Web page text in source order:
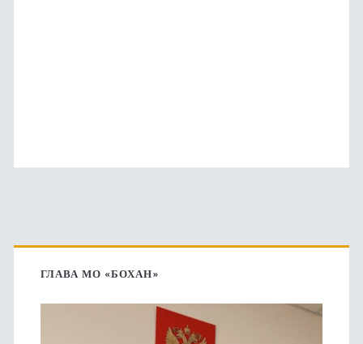
Основная
боковая
ГЛАВА МО «БОХАН»